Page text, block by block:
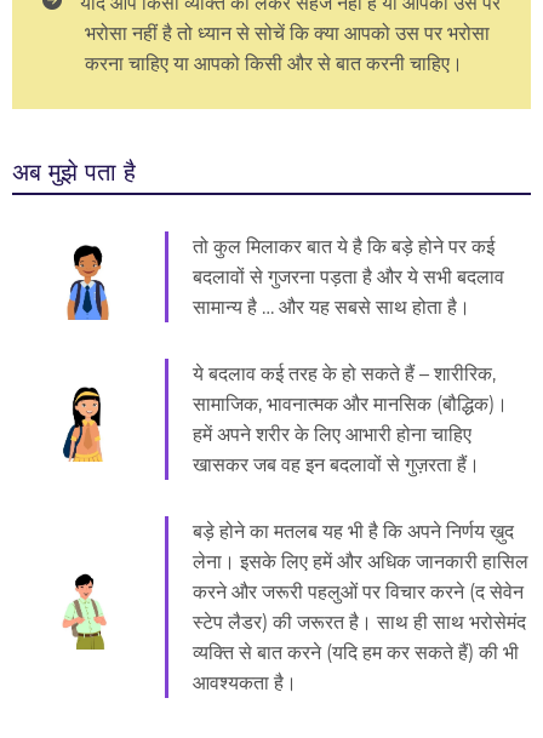
भरोसा नहीं है तो ध्यान से सोचें कि क्या आपको उस पर भरोसा
करना चाहिए या आपको किसी और से बात करनी चाहिए।
अब मुझे पता है
तो कुल मिलाकर बात ये है कि बड़े होने पर कई
बदलावों से गुजरना पड़ता है और ये सभी बदलाव
सामान्य है … और यह सबसे साथ होता है।
ये बदलाव कई तरह के हो सकते हैं – शारीरिक,
सामाजिक, भावनात्मक और मानसिक (बौद्धिक)।
हमें अपने शरीर के लिए आभारी होना चाहिए
खासकर जब वह इन बदलावों से गुज़रता हैं।
बड़े होने का मतलब यह भी है कि अपने निर्णय ख़ुद
लेना। इसके लिए हमें और अधिक जानकारी हासिल
करने और जरूरी पहलुओं पर विचार करने (द सेवेन
स्टेप लैडर) की जरूरत है। साथ ही साथ भरोसेमंद
व्यक्ति से बात करने (यदि हम कर सकते हैं) की भी
आवश्यकता है।